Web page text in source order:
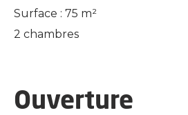
Surface : 75 m²
2 chambres
Ouverture